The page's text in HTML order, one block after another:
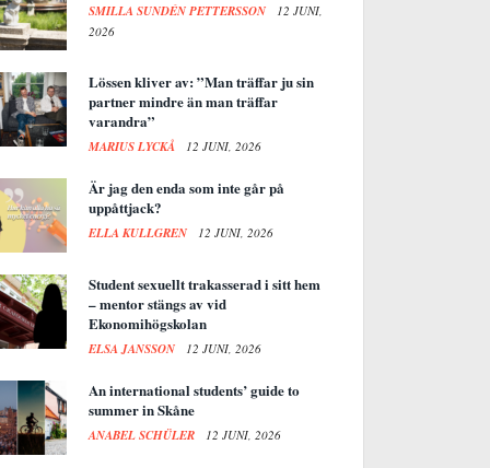
SMILLA SUNDÉN PETTERSSON
12 JUNI,
2026
Lössen kliver av: ”Man träffar ju sin
partner mindre än man träffar
varandra”
MARIUS LYCKÅ 12 JUNI, 2026
Är jag den enda som inte går på
uppåttjack?
ELLA KULLGREN 12 JUNI, 2026
Student sexuellt trakasserad i sitt hem
– mentor stängs av vid
Ekonomihögskolan
ELSA JANSSON 12 JUNI, 2026
An international students’ guide to
summer in Skåne
ANABEL SCHÜLER 12 JUNI, 2026